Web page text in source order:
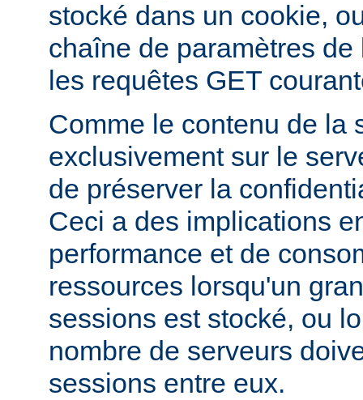
stocké dans un cookie,
chaîne de paramètres
les requêtes GET
Comme le contenu de la
exclusivement sur le
de préserver la
Ceci a des implications
performance et de
ressources lorsqu'un
sessions est stocké, ou
nombre de serveurs
sessions entre eux.